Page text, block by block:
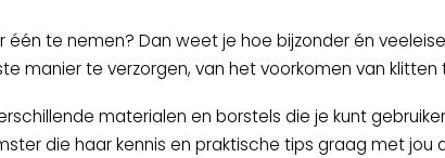
één te nemen? Dan weet je hoe bijzonder én
manier te verzorgen, van het voorkomen van
materialen en borstels die je kunt
die haar kennis en praktische tips graag met jou